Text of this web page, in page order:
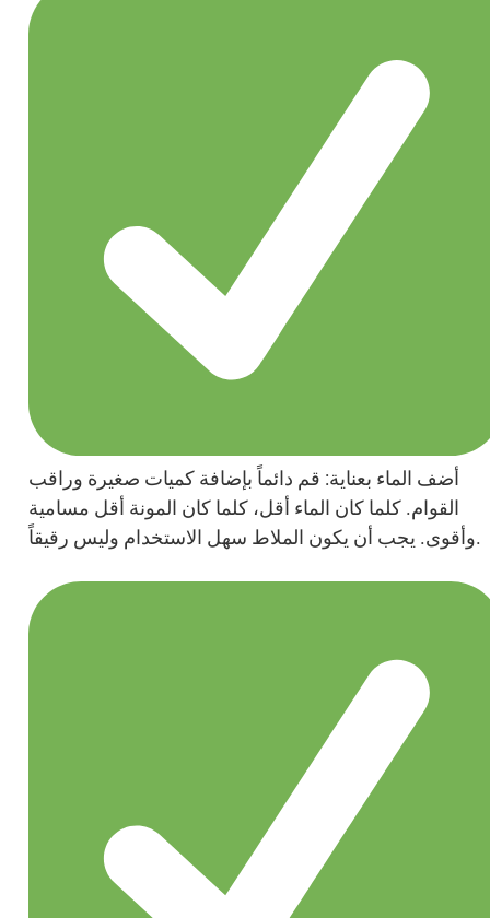
أضف الماء بعناية: قم دائماً بإضافة كميات صغيرة وراقب
القوام. كلما كان الماء أقل، كلما كان المونة أقل مسامية
وأقوى. يجب أن يكون الملاط سهل الاستخدام وليس رقيقاً.